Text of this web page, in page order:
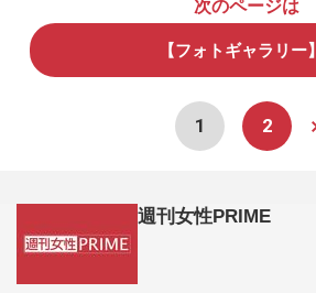
次のページは
【フォトギャラリー】
1 2
週刊女性PRIME